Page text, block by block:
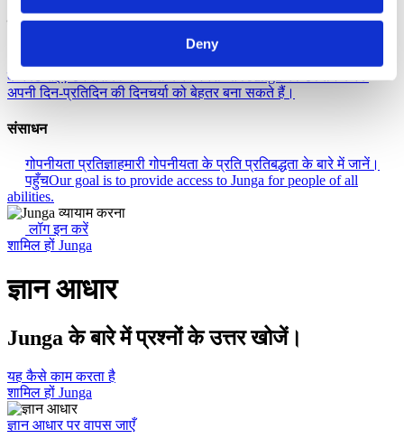
Deny
खोजें
कनेक्ट
अपनी दिन-प्रतिदिन की दिनचर्या को बेहतर बना सकते हैं।
संसाधन
गोपनीयता प्रतिज्ञाहमारी गोपनीयता के प्रति प्रतिबद्धता के बारे में जानें।
पहुँचOur goal is to provide access to Junga for people of all
abilities.
लॉग इन करें
शामिल हों Junga
ज्ञान आधार
Junga के बारे में प्रश्नों के उत्तर खोजें।
यह कैसे काम करता है
शामिल हों Junga
ज्ञान आधार पर वापस जाएँ